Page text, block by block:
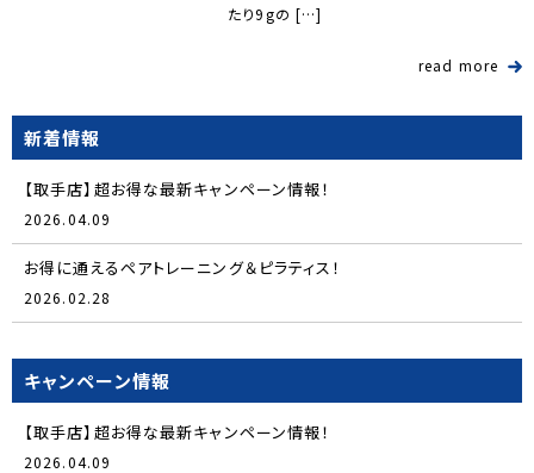
たり9gの […]
read more
新着情報
【取手店】超お得な最新キャンペーン情報！
2026.04.09
お得に通えるペアトレーニング＆ピラティス！
2026.02.28
キャンペーン情報
【取手店】超お得な最新キャンペーン情報！
2026.04.09